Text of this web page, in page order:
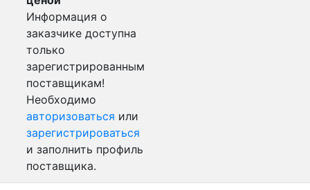
Информация о
заказчике доступна
только
зарегистрированным
поставщикам!
Необходимо
авторизоваться или
зарегистрироваться
и заполнить профиль
поставщика.